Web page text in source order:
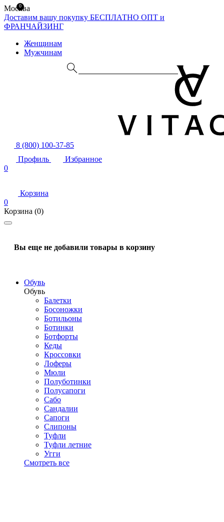
Москва
Доставим вашу покупку БЕСПЛАТНО ОПТ и
ФРАНЧАЙЗИНГ
Женщинам
Мужчинам
8 (800) 100-37-85
Профиль
Избранное
0
Корзина
0
Корзина (0)
Вы еще не добавили товары в корзину
Обувь
Обувь
Балетки
Босоножки
Ботильоны
Ботинки
Ботфорты
Кеды
Кроссовки
Лоферы
Мюли
Полуботинки
Полусапоги
Сабо
Сандалии
Сапоги
Слипоны
Туфли
Туфли летние
Угги
Смотреть все
0